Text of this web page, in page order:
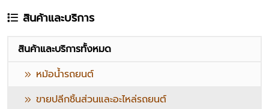
สินค้าและบริการ
สินค้าและบริการทั้งหมด
หม้อน้ำรถยนต์
ขายปลีกชิ้นส่วนและอะไหล่รถยนต์